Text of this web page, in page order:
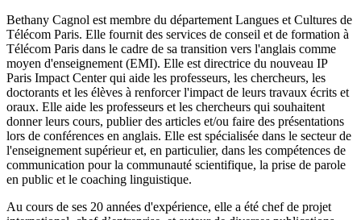
Bethany Cagnol est membre du département Langues et Cultures de
Télécom Paris. Elle fournit des services de conseil et de formation à
Télécom Paris dans le cadre de sa transition vers l'anglais comme
moyen d'enseignement (EMI). Elle est directrice du nouveau IP
Paris Impact Center qui aide les professeurs, les chercheurs, les
doctorants et les élèves à renforcer l'impact de leurs travaux écrits et
oraux. Elle aide les professeurs et les chercheurs qui souhaitent
donner leurs cours, publier des articles et/ou faire des présentations
lors de conférences en anglais. Elle est spécialisée dans le secteur de
l'enseignement supérieur et, en particulier, dans les compétences de
communication pour la communauté scientifique, la prise de parole
en public et le coaching linguistique.
Au cours de ses 20 années d'expérience, elle a été chef de projet